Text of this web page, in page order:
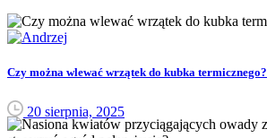
Czy można wlewać wrzątek do kubka termicznego?
20 sierpnia, 2025